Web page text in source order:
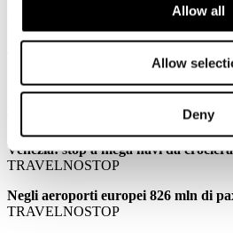
Allow all
Allow
Deny
ponte di Ognissanti
PALMUCCI: Ponte Ognissanti,
Venezia: stop a mega navi da
TRAVELNOSTOP
Negli aeroporti europei 826 mln di
TRAVELNOSTOP